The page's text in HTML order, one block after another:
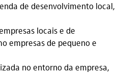
de desenvolvimento local,
locais e de
empresas de pequeno e
no entorno da empresa,